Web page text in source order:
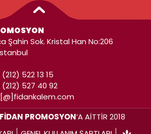
Şahin Sok. Kristal Han No:206
522 13 15
527 40 92
FİDAN PROMOSYON’A AİTTİR 2018